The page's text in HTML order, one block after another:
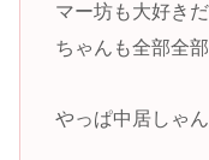
マー坊も大好き
ちゃんも全部全
やっぱ中居しゃ